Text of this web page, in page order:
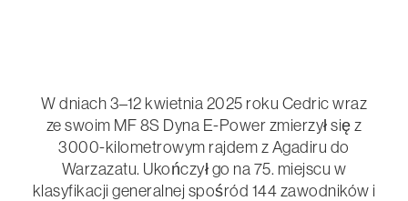
W dniach 3–12 kwietnia 2025 roku Cedric wraz
ze swoim MF 8S Dyna E-Power zmierzył się z
3000-kilometrowym rajdem z Agadiru do
Warzazatu. Ukończył go na 75. miejscu w
klasyfikacji generalnej spośród 144 zawodników i